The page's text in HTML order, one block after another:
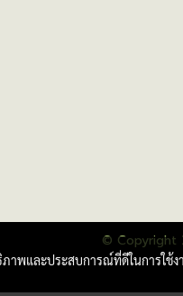
© Copyright
าพและประสบการณ์ที่ดีในการใช้